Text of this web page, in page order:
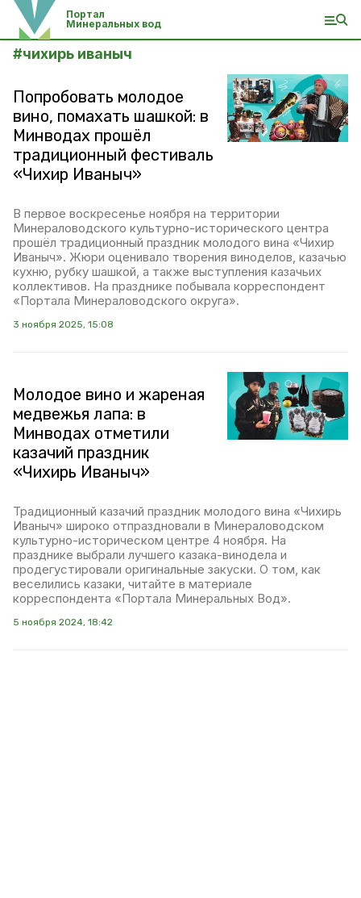
Портал
Минеральных вод
#чихирь иваныч
Попробовать молодое
вино, помахать шашкой: в
Минводах прошёл
традиционный фестиваль
«Чихир Иваныч»
В первое воскресенье ноября на территории
Минераловодского культурно-исторического центра
прошёл традиционный праздник молодого вина «Чихир
Иваныч». Жюри оценивало творения виноделов, казачью
кухню, рубку шашкой, а также выступления казачьих
коллективов. На празднике побывала корреспондент
«Портала Минераловодского округа».
3 ноября 2025, 15:08
Молодое вино и жареная
медвежья лапа: в
Минводах отметили
казачий праздник
«Чихирь Иваныч»
Традиционный казачий праздник молодого вина «Чихирь
Иваныч» широко отпраздновали в Минераловодском
культурно-историческом центре 4 ноября. На
празднике выбрали лучшего казака-винодела и
продегустировали оригинальные закуски. О том, как
веселились казаки, читайте в материале
корреспондента «Портала Минеральных Вод».
5 ноября 2024, 18:42